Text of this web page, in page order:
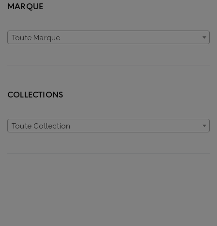
MARQUE
Toute Marque
COLLECTIONS
Toute Collection